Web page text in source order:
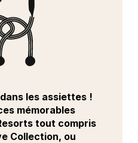
les assiettes !
mémorables
tout compris
Collection, ou